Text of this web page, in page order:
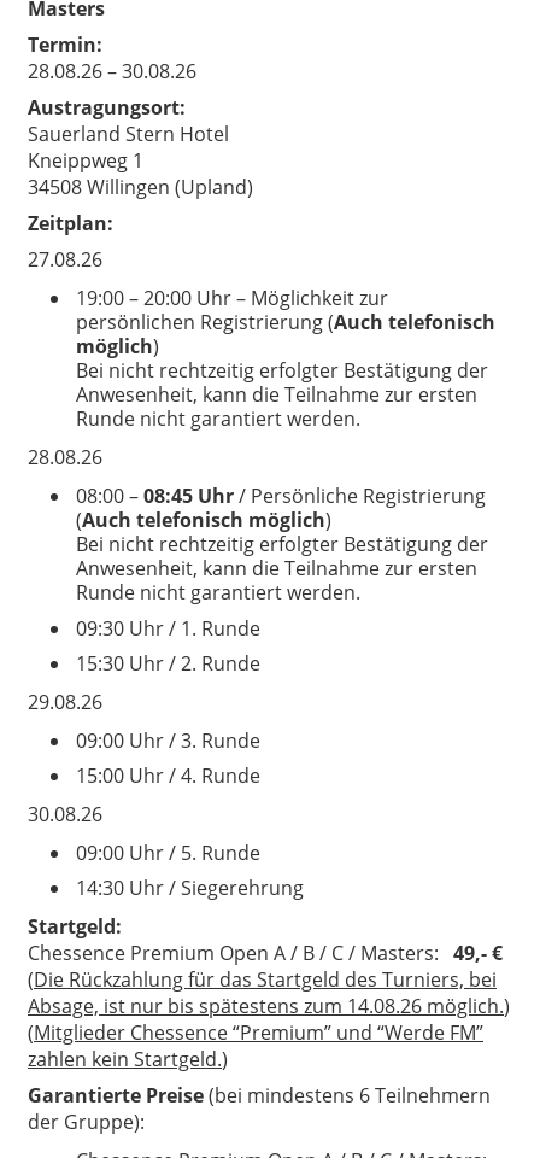
Masters
Termin:
28.08.26 – 30.08.26
Austragungsort:
Sauerland Stern Hotel
Kneippweg 1
34508 Willingen (Upland)
Zeitplan:
27.08.26
19:00 – 20:00 Uhr – Möglichkeit zur
persönlichen Registrierung (Auch telefonisch
möglich)
Bei nicht rechtzeitig erfolgter Bestätigung der
Anwesenheit, kann die Teilnahme zur ersten
Runde nicht garantiert werden.
28.08.26
08:00 –08:45 Uhr/ Persönliche Registrierung
(Auch telefonisch möglich)
Bei nicht rechtzeitig erfolgter Bestätigung der
Anwesenheit, kann die Teilnahme zur ersten
Runde nicht garantiert werden.
09:30 Uhr / 1. Runde
15:30 Uhr / 2. Runde
29.08.26
09:00 Uhr / 3. Runde
15:00 Uhr / 4. Runde
30.08.26
09:00 Uhr / 5. Runde
14:30 Uhr / Siegerehrung
Startgeld:
Chessence Premium Open A / B / C / Masters: 49,- €
(Die Rückzahlung für das Startgeld des Turniers, bei
Absage, ist nur bis spätestens zum 14.08.26 möglich.)
(Mitglieder Chessence “Premium” und “Werde FM”
zahlen kein Startgeld.)
Garantierte Preise(bei mindestens 6 Teilnehmern
der Gruppe):